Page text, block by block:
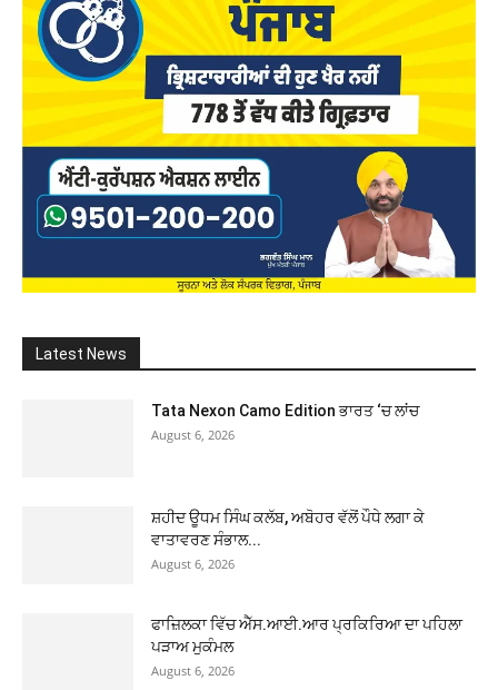
Latest News
Tata Nexon Camo Edition ਭਾਰਤ ‘ਚ ਲਾਂਚ
August 6, 2026
ਸ਼ਹੀਦ ਊਧਮ ਸਿੰਘ ਕਲੱਬ, ਅਬੋਹਰ ਵੱਲੋਂ ਪੌਧੇ ਲਗਾ ਕੇ
ਵਾਤਾਵਰਣ ਸੰਭਾਲ...
August 6, 2026
ਫਾਜ਼ਿਲਕਾ ਵਿੱਚ ਐੱਸ.ਆਈ.ਆਰ ਪ੍ਰਕਿਰਿਆ ਦਾ ਪਹਿਲਾ
ਪੜਾਅ ਮੁਕੰਮਲ
August 6, 2026